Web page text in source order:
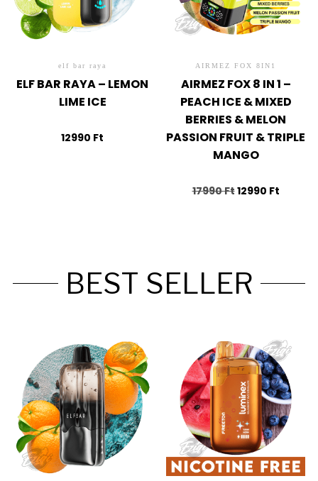
elf bar raya
ELF BAR RAYA – LEMON
LIME ICE
12990 Ft
AIRMEZ FOX 8IN1
AIRMEZ FOX 8 IN 1 –
PEACH ICE & MIXED
BERRIES & MELON
PASSION FRUIT & TRIPLE
MANGO
17990Ft12990 Ft
BEST SELLER